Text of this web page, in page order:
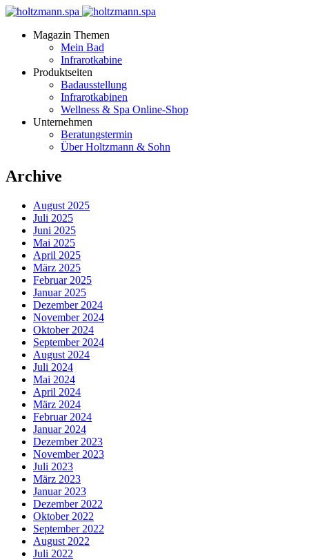
Magazin Themen
Mein Bad
Infrarotkabine
Produktseiten
Badausstellung
Infrarotkabinen
Wellness & Spa Online-Shop
Unternehmen
Beratungstermin
Über Holtzmann & Sohn
Archive
August 2025
Juli 2025
Juni 2025
Mai 2025
April 2025
März 2025
Februar 2025
Januar 2025
Dezember 2024
November 2024
Oktober 2024
September 2024
August 2024
Juli 2024
Mai 2024
April 2024
März 2024
Februar 2024
Januar 2024
Dezember 2023
November 2023
Juli 2023
März 2023
Januar 2023
Dezember 2022
Oktober 2022
September 2022
August 2022
Juli 2022